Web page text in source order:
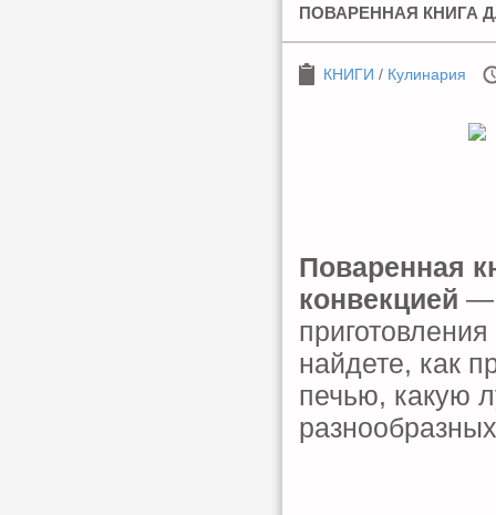
ПОВАРЕННАЯ КНИГА
КНИГИ / Кулинария
Поваренная
конвекцией —
найдете, как
печью, какую